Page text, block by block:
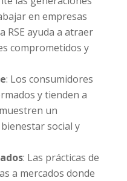
en empresas
RSE ayuda a atraer
comprometidos y
: Los consumidores
y tienden a
un
social y
: Las prácticas de
a mercados donde